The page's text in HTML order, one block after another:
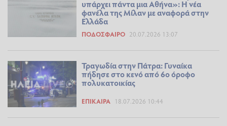
υπάρχει πάντα μια Αθήνα»: Η νέα
φανέλα της Μίλαν με αναφορά στην
Ελλάδα
ΠΟΔΌΣΦΑΙΡΟ 20.07.2026 13:07
Τραγωδία στην Πάτρα: Γυναίκα
πήδησε στο κενό από 6ο όροφο
πολυκατοικίας
ΕΠΊΚΑΙΡΑ 18.07.2026 10:44